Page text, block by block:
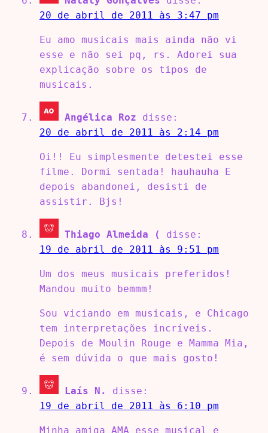
20 de abril de 2011 às 3:47 pm
Eu amo musicais mais ainda não vi
esse e não sei pq, rs. Adorei sua
explicação sobre os tipos de
musicais.
Angélica Roz
disse:
20 de abril de 2011 às 2:14 pm
Oi!! Eu simplesmente detestei esse
filme. Dormi sentada! hauhauha E
depois abandonei, desisti de
assistir. Bjs!
Thiago Almeida (
disse:
19 de abril de 2011 às 9:51 pm
Um dos meus musicais preferidos!
Mandou muito bemmm!
Sou viciando em musicais, e Chicago
tem interpretações incríveis.
Depois de Moulin Rouge e Mamma Mia,
é sem dúvida o que mais gosto!
Laís N.
disse:
19 de abril de 2011 às 6:10 pm
Minha amiga AMA esse musical e